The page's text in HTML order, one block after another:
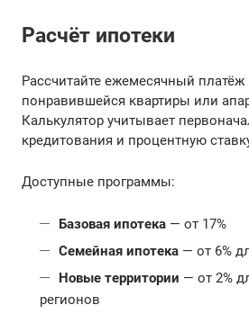
Расчёт ипотеки
Рассчитайте ежемесячный платёж
понравившейся квартиры или
Калькулятор учитывает
кредитования и процентную
Доступные программы:
Базовая ипотека — от 17%
Семейная ипотека — от 6%
Новые территории — от 2%
регионов